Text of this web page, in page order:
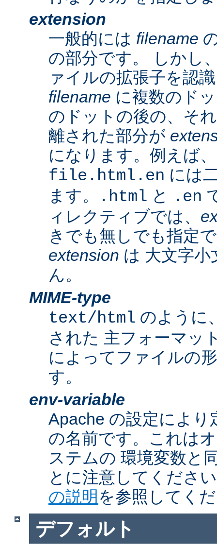
extension
一般的には filename
の部分です。 しかし
ァイルの拡張子を認
filename に複数のド
のドットの後の、そ
離された部分が
になります。例えば、
file.html.en には
ます。
.html と .en
ィレクティブでは、
きでも無しでも指定
extension は 大文字
ん。
MIME-type
text/html のように
された 主フォーマッ
によってファイルの
す。
env-variable
Apache の設定によ
の名前です。これは
ステムの 環境変数と
とに注意してくださ
の説明 を参照してく
デフォルト